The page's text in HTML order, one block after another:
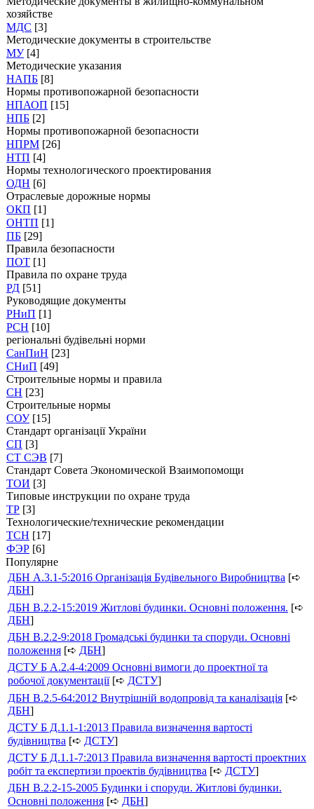
хозяйстве
МДС [3]
Методические документы в строительстве
МУ [4]
Методические указания
НАПБ [8]
Нормы противопожарной безопасности
НПАОП [15]
НПБ [2]
Нормы противопожарной безопасности
НПРМ [26]
НТП [4]
Нормы технологического проектирования
ОДН [6]
Отраслевые дорожные нормы
ОКП [1]
ОНТП [1]
ПБ [29]
Правила безопасности
ПОТ [1]
Правила по охране труда
РД [51]
Руководящие документы
РНиП [1]
РСН [10]
регіональні будівельні норми
СанПиН [23]
СНиП [49]
Строительные нормы и правила
СН [23]
Строительные нормы
СОУ [15]
Стандарт організації України
СП [3]
СТ СЭВ [7]
Стандарт Совета Экономической Взаимопомощи
ТОИ [3]
Типовые инструкции по охране труда
ТР [3]
Технологические/технические рекомендации
ТСН [17]
ФЭР [6]
Популярне
ДБН А.3.1-5:2016 Організація Будівельного Виробництва [➪
ДБН]
ДБН В.2.2-15:2019 Житлові будинки. Основні положення. [➪
ДБН]
ДБН В.2.2-9:2018 Громадські будинки та споруди. Основні
положення [➪ ДБН]
ДСТУ Б А.2.4-4:2009 Основні вимоги до проектної та
робочої документації[➪ ДСТУ]
ДБН В.2.5-64:2012 Внутрішній водопровід та каналізація [➪
ДБН]
ДСТУ Б Д.1.1-1:2013 Правила визначення вартості
будівництва [➪ ДСТУ]
ДСТУ Б Д.1.1-7:2013 Правила визначення вартості проектних
робіт та експертизи проектів будівництва [➪ ДСТУ]
ДБН В.2.2-15-2005 Будинки і споруди. Житлові будинки.
Основні положення [➪ ДБН]